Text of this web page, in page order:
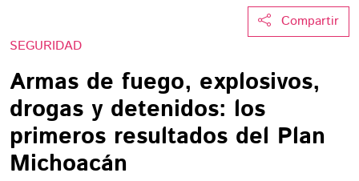
Compartir
SEGURIDAD
Armas de fuego, explosivos,
drogas y detenidos: los
primeros resultados del Plan
Michoacán